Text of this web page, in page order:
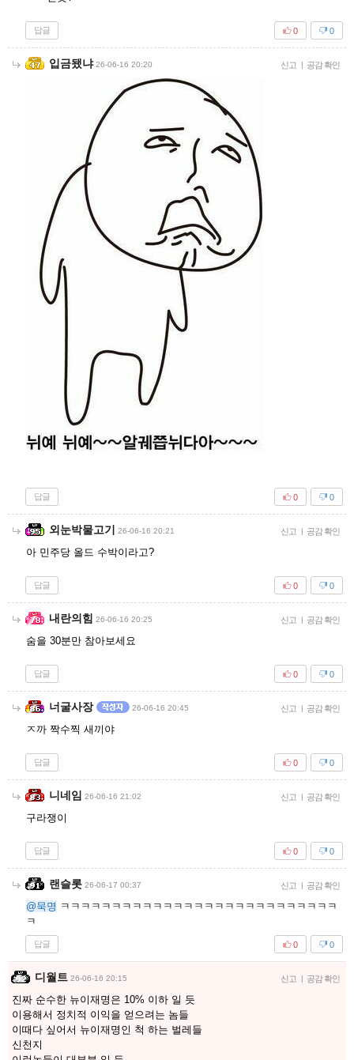
답글 0
0
입금됐냐 26-06-16 20:20 신고 | 공감 확인
답글 0
0
외눈박물고기 26-06-16 20:21 신고 | 공감 확인
아 민주당 올드 수박이라고?
답글 0
0
내란의힘 26-06-16 20:25 신고 | 공감 확인
숨을 30분만 참아보세요
답글 0
0
너굴사장 26-06-16 20:45 신고 | 공감 확인
ㅈ까 짝수찍 새끼야
답글 0
0
니네임 26-06-16 21:02 신고 | 공감 확인
구라쟁이
답글 0
0
랜슬롯 26-06-17 00:37 신고 | 공감 확인
@묵명 ㅋㅋㅋㅋㅋㅋㅋㅋㅋㅋㅋㅋㅋㅋㅋㅋㅋㅋㅋㅋㅋㅋㅋㅋㅋㅋㅋ
ㅋ
답글 0
0
디월트 26-06-16 20:15 신고 | 공감 확인
진짜 순수한 뉴이재명은 10% 이하 일 듯
이용해서 정치적 이익을 얻으려는 놈들
이때다 싶어서 뉴이재명인 척 하는 벌레들
신천지